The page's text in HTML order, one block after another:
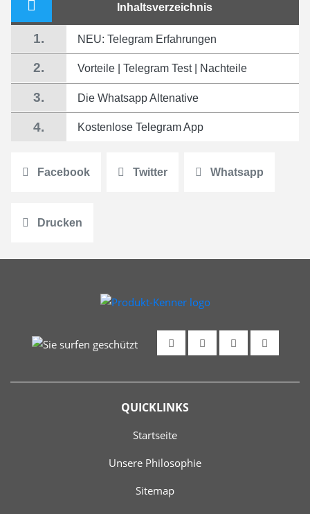
Inhaltsverzeichnis
1. NEU: Telegram Erfahrungen
2. Vorteile | Telegram Test | Nachteile
3. Die Whatsapp Altenative
4. Kostenlose Telegram App
Facebook Twitter Whatsapp
Drucken
QUICKLINKS
Startseite
Unsere Philosophie
Sitemap